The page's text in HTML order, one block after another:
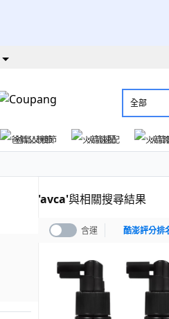
全部
爸氣父親節
火箭速配 火箭
'avca'與相關搜尋結果
含運 酷澎評分排